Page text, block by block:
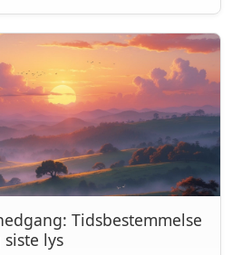
Tidsbestemmelse
lys